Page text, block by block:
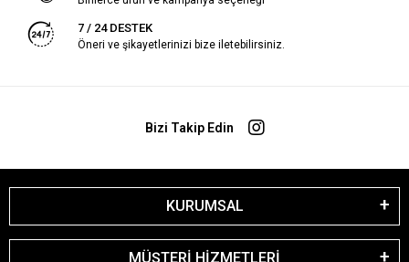
7 / 24 DESTEK
Öneri ve şikayetlerinizi bize iletebilirsiniz.
Bizi Takip Edin
KURUMSAL
MÜŞTERİ HİZMETLERİ